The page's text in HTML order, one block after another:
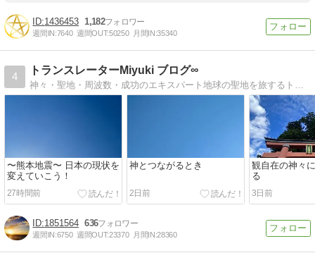
1436453 1,182
週間IN:7640 週間OUT:50250 月間IN:35340
4
トランスレーターMiyuki ブログ∞
神々・聖地・周波数・成功のエキスパート地球の聖地を旅するトラベラー
〜熊本地震〜 日本の現状を
変えていこう！
27時間前
神とつながるとき
2日前
観自在の神々
る
3日前
1851564 636
週間IN:6750 週間OUT:23370 月間IN:28360